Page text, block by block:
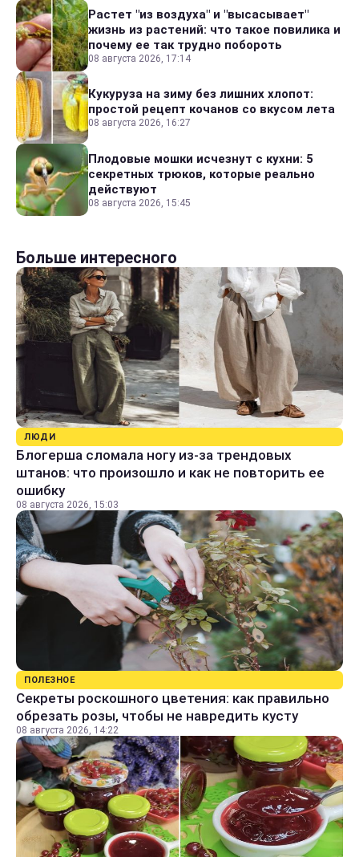
Растет "из воздуха" и "высасывает"
жизнь из растений: что такое повилика и
почему ее так трудно побороть
08 августа 2026, 17:14
Кукуруза на зиму без лишних хлопот:
простой рецепт кочанов со вкусом лета
08 августа 2026, 16:27
Плодовые мошки исчезнут с кухни: 5
секретных трюков, которые реально
действуют
08 августа 2026, 15:45
Больше интересного
ЛЮДИ
Блогерша сломала ногу из-за трендовых
штанов: что произошло и как не повторить ее
ошибку
08 августа 2026, 15:03
ПОЛЕЗНОЕ
Секреты роскошного цветения: как правильно
обрезать розы, чтобы не навредить кусту
08 августа 2026, 14:22